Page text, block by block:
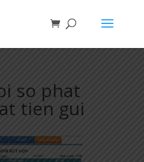
so phat
tien gui